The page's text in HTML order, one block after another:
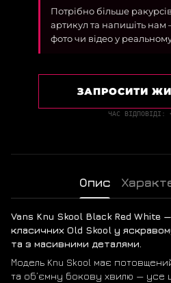
Потрібно більше
артикул та напишіть
фото чи відео у реальному
ЗАПРОСИТИ
ЧАС ВІДПОВІДІ:
Опис
Vans Knu Skool Black Red White
класичних Old Skool у
та з масивними деталями.
Модель Knu Skool має
та об’ємну бокову хвилю — усе